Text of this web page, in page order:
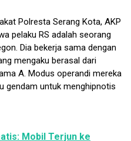
Polresta Serang Kota, AKP
pelaku RS adalah seorang
Dia bekerja sama dengan
mengaku berasal dari
A. Modus operandi mereka
gendam untuk menghipnotis
Mobil Terjun ke